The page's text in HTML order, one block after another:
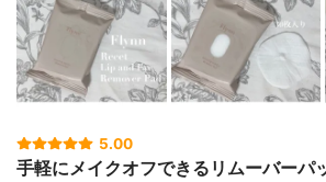
5.00
手軽にメイクオフできるリムーバーパ